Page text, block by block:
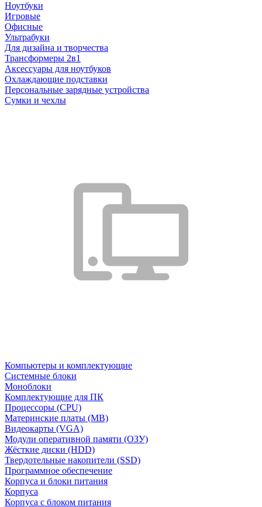
Ноутбуки
Игровые
Офисные
Ультрабуки
Для дизайна и творчества
Трансформеры 2в1
Аксессуары для ноутбуков
Охлаждающие подставки
Персональные зарядные устройства
Сумки и чехлы
Компьютеры и комплектующие
Системные блоки
Моноблоки
Комплектующие для ПК
Процессоры (CPU)
Материнские платы (MB)
Видеокарты (VGA)
Модули оперативной памяти (ОЗУ)
Жёсткие диски (HDD)
Твердотельные накопители (SSD)
Программное обеспечение
Корпуса и блоки питания
Корпуса
Корпуса с блоком питания